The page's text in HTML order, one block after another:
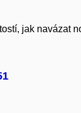
jak navázat